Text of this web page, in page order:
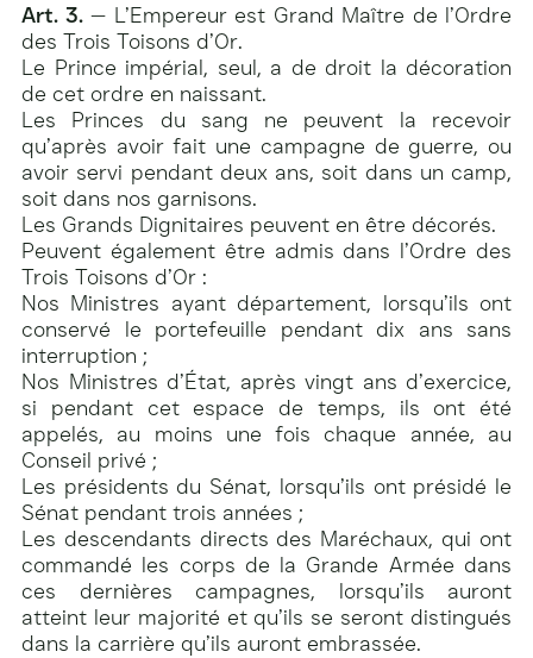
Art. 3.— L’Empereur est Grand Maître de l’Ordre
des Trois Toisons d’Or.
Le Prince impérial, seul, a de droit la décoration
de cet ordre en naissant.
Les Princes du sang ne peuvent la recevoir
qu’après avoir fait une campagne de guerre, ou
avoir servi pendant deux ans, soit dans un camp,
soit dans nos garnisons.
Les Grands Dignitaires peuvent en être décorés.
Peuvent également être admis dans l’Ordre des
Trois Toisons d’Or :
Nos Ministres ayant département, lorsqu’ils ont
conservé le portefeuille pendant dix ans sans
interruption ;
Nos Ministres d’État, après vingt ans d’exercice,
si pendant cet espace de temps, ils ont été
appelés, au moins une fois chaque année, au
Conseil privé ;
Les présidents du Sénat, lorsqu’ils ont présidé le
Sénat pendant trois années ;
Les descendants directs des Maréchaux, qui ont
commandé les corps de la Grande Armée dans
ces dernières campagnes, lorsqu’ils auront
atteint leur majorité et qu’ils se seront distingués
dans la carrière qu’ils auront embrassée.